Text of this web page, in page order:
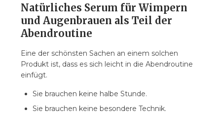
Natürliches Serum für Wimpern
und Augenbrauen als Teil der
Abendroutine
Eine der schönsten Sachen an einem solchen
Produkt ist, dass es sich leicht in die Abendroutine
einfügt.
Sie brauchen keine halbe Stunde.
Sie brauchen keine besondere Technik.